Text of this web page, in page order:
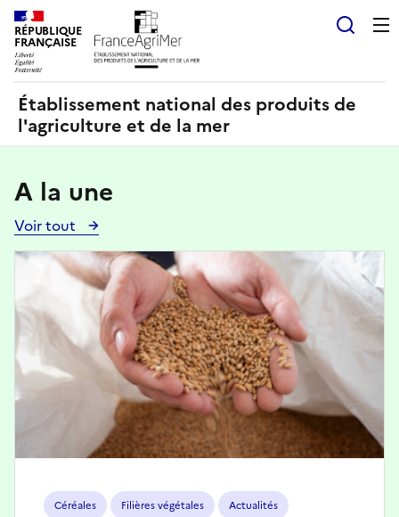
RÉPUBLIQUE
FRANÇAISE
Établissement national des produits de
l'agriculture et de la mer
A la une
Voir tout
Voir
toutes
les
actualités
Céréales Filières végétales Actualités
Image
Panneau de gestion des cookies